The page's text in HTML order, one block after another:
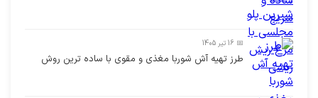
📅 16 تیر 1405
طرز تهیه آش شوربا مغذی و مقوی با ساده ترین روش